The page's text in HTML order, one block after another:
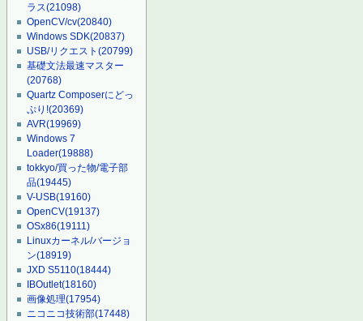
ラス(21098)
OpenCV/cv(20840)
Windows SDK(20837)
USB/リクエスト(20799)
基礎文法最速マスター
(20768)
Quartz Composerにどっ
ぷり!(20369)
AVR(19969)
Windows 7
Loader(19888)
tokkyo/買った物/電子部
品(19445)
V-USB(19160)
OpenCV(19137)
OSx86(19111)
Linuxカーネル/バージョ
ン(18919)
JXD S5110(18444)
IBOutlet(18160)
画像処理(17954)
ニコニコ技術部(17448)